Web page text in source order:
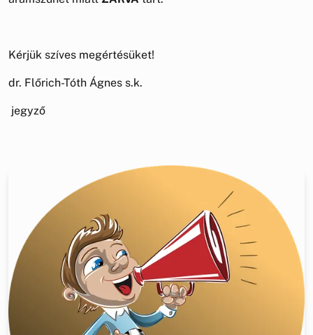
Kérjük szíves megértésüket!
dr. Flőrich-Tóth Ágnes s.k.
jegyző